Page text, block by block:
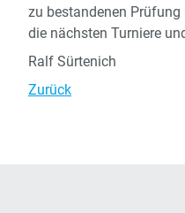
zu bestandenen
die nächsten Turniere
Ralf Sürtenich
Zurück